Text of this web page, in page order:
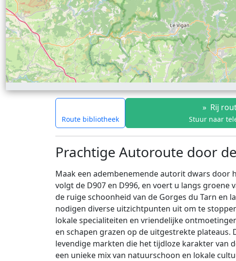
Route bibliotheek
» Rij
Stuur naar
Prachtige Autoroute door
Maak een adembenemende autorit dwars door
volgt de D907 en D996, en voert u langs
de ruige schoonheid van de Gorges du Tarn
nodigen diverse uitzichtpunten uit om te
lokale specialiteiten en vriendelijke
en schapen grazen op de uitgestrekte
levendige markten die het tijdloze karakter van
een unieke mix van natuurschoon en lokale